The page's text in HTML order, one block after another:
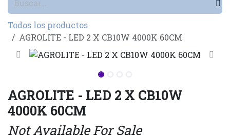
Todos los productos
AGROLITE - LED 2 X CB10W 4000K 60CM
AGROLITE - LED 2 X CB10W
4000K 60CM
Not Available For Sale